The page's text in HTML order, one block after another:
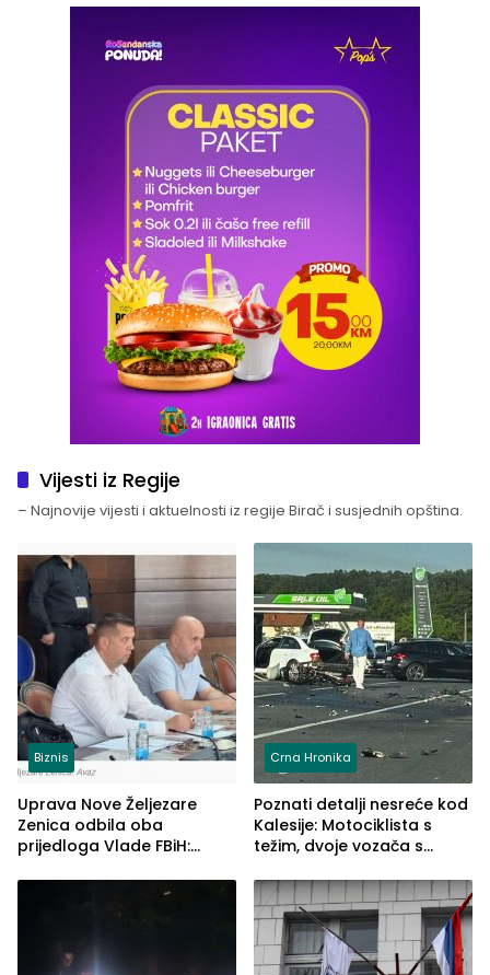
Vijesti iz Regije
– Najnovije vijesti i aktuelnosti iz regije Birač i susjednih opština.
Biznis
Uprava Nove Željezare
Zenica odbila oba
prijedloga Vlade FBiH:
rješenje
Crna Hronika
Poznati detalji nesreće kod
Kalesije: Motociklista s
težim, dvoje vozača s